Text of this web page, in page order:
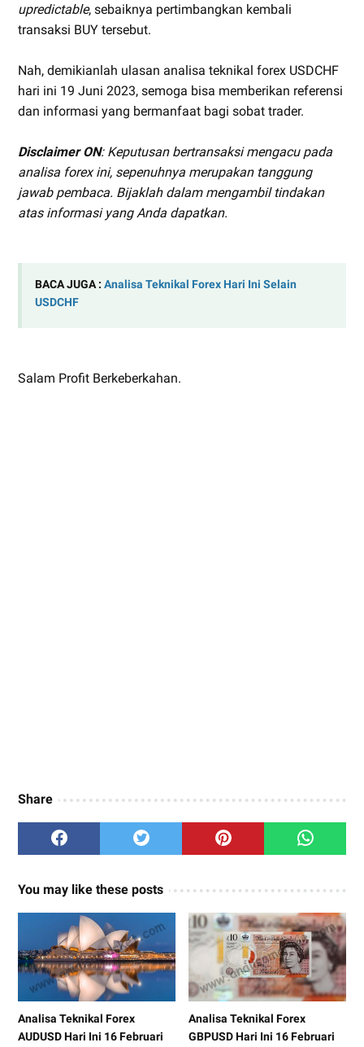
upredictable, sebaiknya pertimbangkan kembali
transaksi BUY tersebut.
Nah, demikianlah ulasan analisa teknikal forex USDCHF
hari ini 19 Juni 2023, semoga bisa memberikan referensi
dan informasi yang bermanfaat bagi sobat trader.
Disclaimer ON: Keputusan bertransaksi mengacu pada
analisa forex ini, sepenuhnya merupakan tanggung
jawab pembaca. Bijaklah dalam mengambil tindakan
atas informasi yang Anda dapatkan.
BACA JUGA : Analisa Teknikal Forex Hari Ini Selain
USDCHF
Salam Profit Berkeberkahan.
Share
You may like these posts
Analisa Teknikal Forex
AUDUSD Hari Ini 16 Februari
Analisa Teknikal Forex
GBPUSD Hari Ini 16 Februari